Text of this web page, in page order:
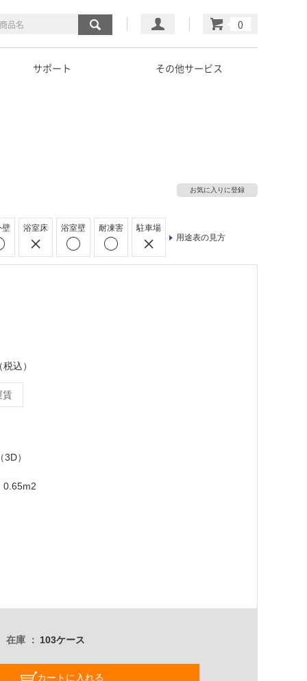
マイページ
カート
サポート その他サービス
お気に入りに登録
壁 浴室床 浴室壁 耐凍害
駐車場
用途表の見方
込）
賃
）
0.65m2
在庫 103ケース
カートに入れる